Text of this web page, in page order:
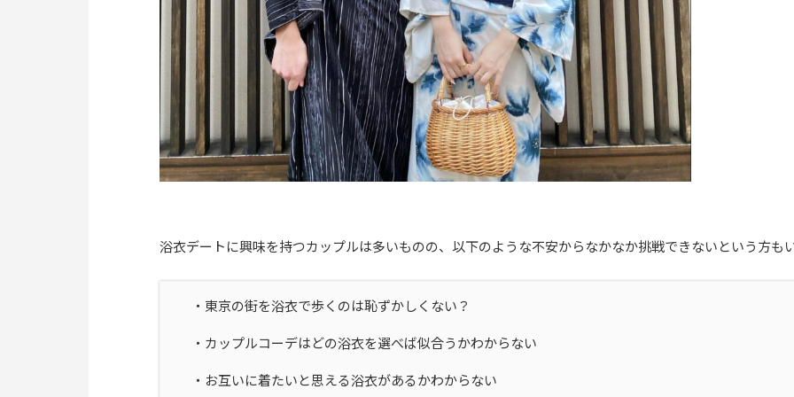
浴衣デートに興味を持つカップルは多いものの、以下のような不安からなかなか挑戦できないという方も
・東京の街を浴衣で歩くのは恥ずかしくない？
・カップルコーデはどの浴衣を選べば似合うかわからない
・お互いに着たいと思える浴衣があるかわからない